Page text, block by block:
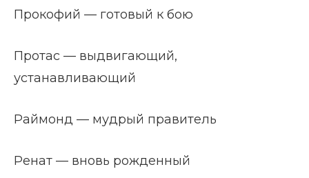
Прокофий — готовый к бою
Протас — выдвигающий,
устанавливающий
Раймонд — мудрый правитель
Ренат — вновь рожденный